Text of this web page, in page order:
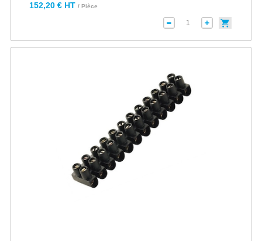
152,20 € HT / Pièce